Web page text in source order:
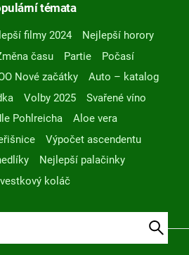
témata
filmy 2024
Nejlepší horory
času Partie
Počasí
Nové začátky
Auto – katalog
Volby 2025
Svařené víno
Pohlreicha
Aloe vera
Výpočet ascendentu
Nejlepší palačinky
koláč